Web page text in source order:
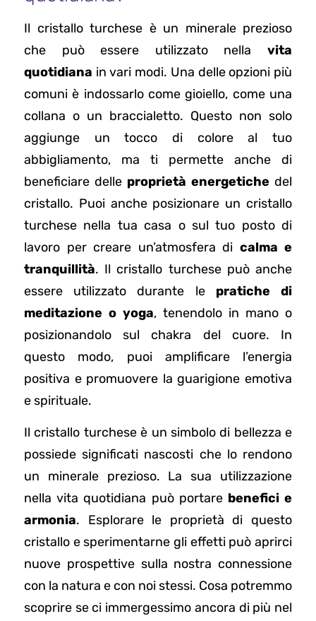
Il cristallo turchese è un minerale prezioso
che può essere utilizzato nella vita
quotidiana in vari modi. Una delle opzioni più
comuni è indossarlo come gioiello, come una
collana o un braccialetto. Questo non solo
aggiunge un tocco di colore al tuo
abbigliamento, ma ti permette anche di
beneficiare delle proprietà energetiche del
cristallo. Puoi anche posizionare un cristallo
turchese nella tua casa o sul tuo posto di
lavoro per creare un’atmosfera di calma e
tranquillità. Il cristallo turchese può anche
essere utilizzato durante le pratiche di
meditazione o yoga, tenendolo in mano o
posizionandolo sul chakra del cuore. In
questo modo, puoi amplificare l’energia
positiva e promuovere la guarigione emotiva
e spirituale.
Il cristallo turchese è un simbolo di bellezza e
possiede significati nascosti che lo rendono
un minerale prezioso. La sua utilizzazione
nella vita quotidiana può portare benefici e
armonia. Esplorare le proprietà di questo
cristallo e sperimentarne gli effetti può aprirci
nuove prospettive sulla nostra connessione
con la natura e con noi stessi. Cosa potremmo
scoprire se ci immergessimo ancora di più nel